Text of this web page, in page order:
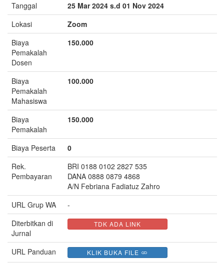
Tanggal
25 Mar 2024 s.d 01 Nov 2024
Lokasi
Zoom
Biaya
Pemakalah
Dosen
150.000
Biaya
Pemakalah
Mahasiswa
100.000
Biaya
Pemakalah
150.000
Biaya Peserta
0
Rek.
Pembayaran
BRI 0188 0102 2827 535
DANA 0888 0879 4868
A/N Febriana Fadiatuz Zahro
URL Grup WA
-
Diterbitkan di
Jurnal
TDK ADA LINK
URL Panduan KLIK BUKA FILE